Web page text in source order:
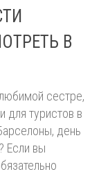
В
сестре,
для туристов в
день
Если вы